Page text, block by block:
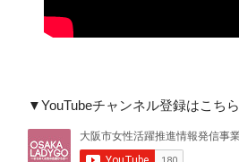
▼YouTubeチャンネル登録はこちら